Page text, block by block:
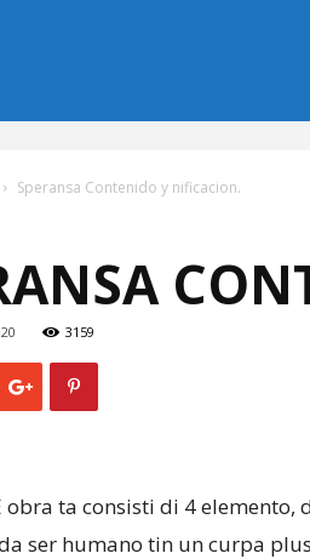
Speransa Contenido y nificacion.
3159
obra ta consisti di 4 elemento,
ser humano tin un curpa